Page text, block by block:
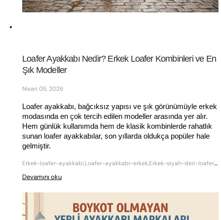
Loafer Ayakkabı Nedir? Erkek Loafer Kombinleri ve En
Şık Modeller
Nisan 05, 2026
Loafer ayakkabı, bağcıksız yapısı ve şık görünümüyle erkek
modasında en çok tercih edilen modeller arasında yer alır.
Hem günlük kullanımda hem de klasik kombinlerde rahatlık
sunan loafer ayakkabılar, son yıllarda oldukça popüler hale
gelmiştir.
Erkek-loafer-ayakkabi,Loafer-ayakkabi-erkek,Erkek-siyah-deri-loafer-ayakkabi,erkek yazlık loafer ayakkabı,erkek casual loafer ayakkabı
Devamını oku